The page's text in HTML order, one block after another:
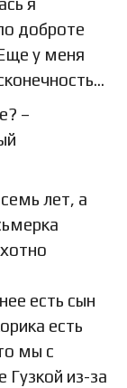
доброте
у меня
–
лет, а
есть сын
есть
мы с
из-за